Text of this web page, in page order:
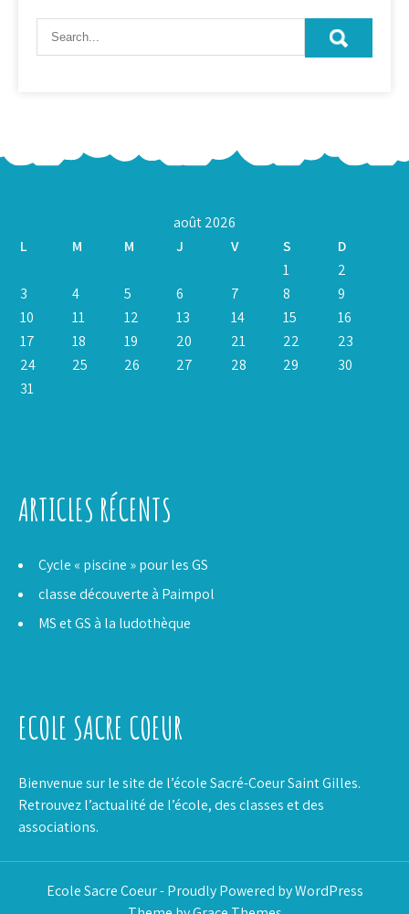
août 2026
L
M M J V S
D
1
2
3
4 5 6 7 8
9
10
11 12 13 14 15
16
17
18 19 20 21 22
23
24
25 26 27 28 29
30
31
ARTICLES RÉCENTS
Cycle « piscine » pour les GS
classe découverte à Paimpol
MS et GS à la ludothèque
ECOLE SACRE COEUR
Bienvenue sur le site de l’école Sacré-Coeur Saint Gilles.
Retrouvez l’actualité de l’école, des classes et des
associations.
Ecole Sacre Coeur - Proudly Powered by WordPress